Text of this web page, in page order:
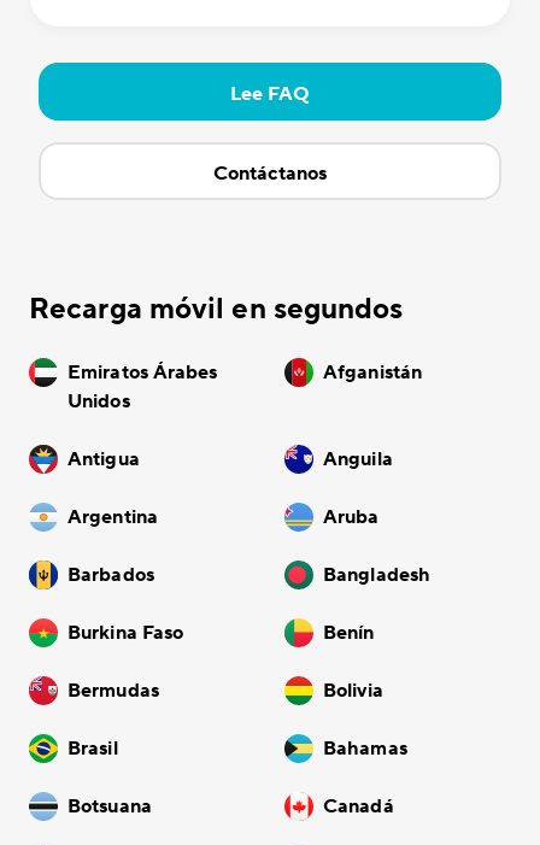
Lee FAQ
Contáctanos
Recarga móvil en segundos
Emiratos Árabes
Unidos
Afganistán
Antigua Anguila
Argentina Aruba
Barbados Bangladesh
Burkina Faso Benín
Bermudas Bolivia
Brasil Bahamas
Botsuana Canadá